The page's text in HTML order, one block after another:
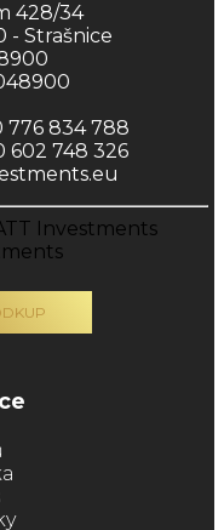
428/34
- Strašnice
776 834 788
602 748 326